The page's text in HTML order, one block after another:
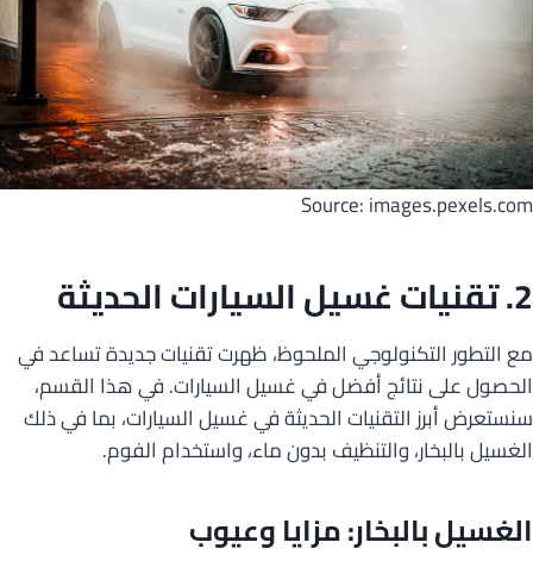
Source: images.pexels.com
2. تقنيات غسيل السيارات الحديثة
مع التطور التكنولوجي الملحوظ، ظهرت تقنيات جديدة تساعد في
الحصول على نتائج أفضل في غسيل السيارات. في هذا القسم،
سنستعرض أبرز التقنيات الحديثة في غسيل السيارات، بما في ذلك
الغسيل بالبخار، والتنظيف بدون ماء، واستخدام الفوم.
الغسيل بالبخار: مزايا وعيوب